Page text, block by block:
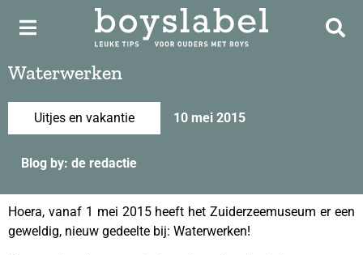
Waterwerken
Uitjes en vakantie 10 mei 2015
Blog by: de redactie
Hoera, vanaf 1 mei 2015 heeft het Zuiderzeemuseum er een
geweldig, nieuw gedeelte bij: Waterwerken!